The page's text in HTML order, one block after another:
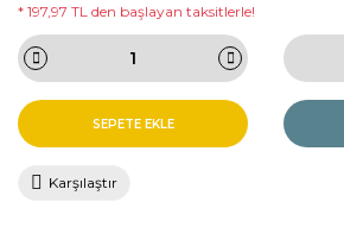
* 197,97 TL den başlayan taksitlerle!
SEPETE EKLE
Karşılaştır